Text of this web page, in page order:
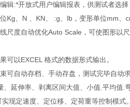
:*开放式用户编辑报表，供测试者选择
、N 、KN、 :g、lb，变形单位mm、
度自动优化Auto Scale，可使图形以
以EXCEL 格式的数据形式输出。
自动存档、手动存盘，测试完毕自动
、延伸率、剥离区间大值、小值.平均值.
定速度、定位移、定荷重等控制模式。